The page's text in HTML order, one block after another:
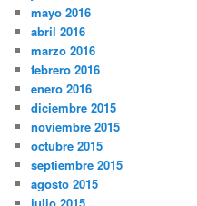
mayo 2016
abril 2016
marzo 2016
febrero 2016
enero 2016
diciembre 2015
noviembre 2015
octubre 2015
septiembre 2015
agosto 2015